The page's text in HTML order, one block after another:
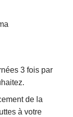
3 fois par
de la
à votre